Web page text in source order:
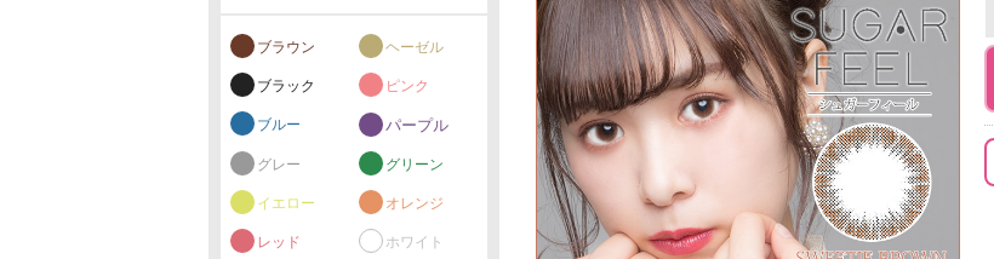
ブラウン ヘーゼル
ブラック ピンク
ブルー パープル
グレー グリーン
イエロー オレンジ
レッド ホワイト